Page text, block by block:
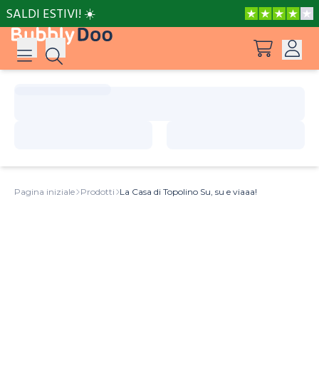
SALDI ESTIVI! ☀️
Pagina iniziale Prodotti La Casa di Topolino Su, su e viaaa!